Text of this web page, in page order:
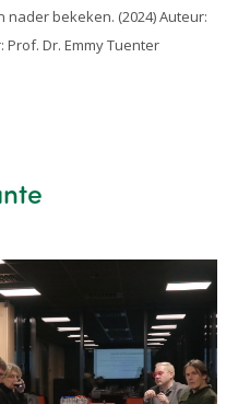
bekeken. (2024) Auteur:
Dr. Emmy Tuenter